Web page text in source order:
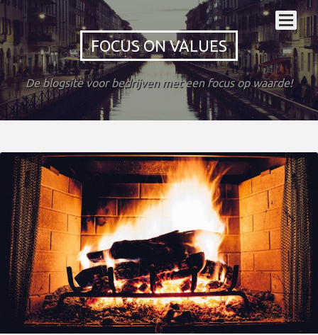
FOCUS ON VALUES
De blogsite voor bedrijven met een focus op waarde!